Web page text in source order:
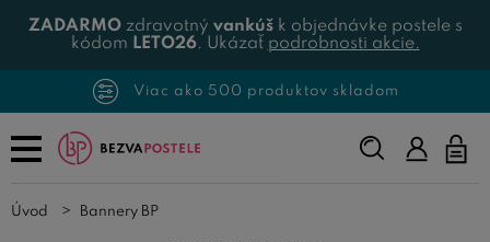
ZADARMOzdravotný vankúšk objednávke postele s
kódom LETO26. Ukázať podrobnosti akcie.
Viac ako 500 produktov skladom
Napíšte,
čo
Úvod Bannery BP